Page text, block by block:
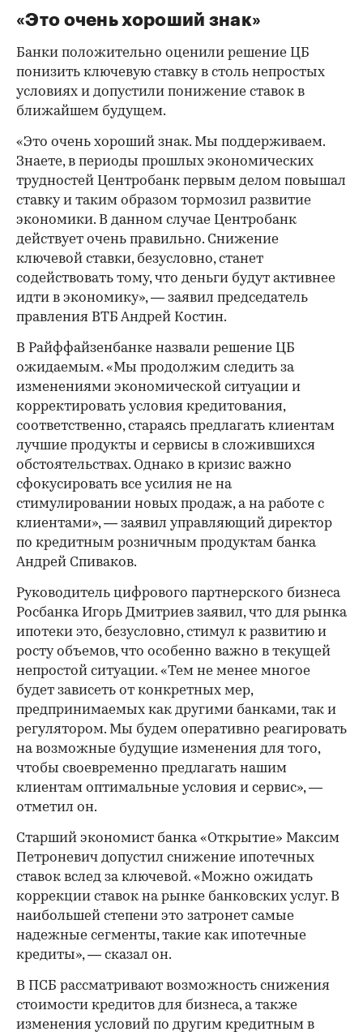
«Это очень хороший знак»
Банки положительно оценили решение ЦБ
понизить ключевую ставку в столь непростых
условиях и допустили понижение ставок в
ближайшем будущем.
«Это очень хороший знак. Мы поддерживаем.
Знаете, в периоды прошлых экономических
трудностей Центробанк первым делом повышал
ставку и таким образом тормозил развитие
экономики. В данном случае Центробанк
действует очень правильно. Снижение
ключевой ставки, безусловно, станет
содействовать тому, что деньги будут активнее
идти в экономику», — заявил председатель
правления ВТБ Андрей Костин.
В Райффайзенбанке назвали решение ЦБ
ожидаемым. «Мы продолжим следить за
изменениями экономической ситуации и
корректировать условия кредитования,
соответственно, стараясь предлагать клиентам
лучшие продукты и сервисы в сложившихся
обстоятельствах. Однако в кризис важно
сфокусировать все усилия не на
стимулировании новых продаж, а на работе с
клиентами», — заявил управляющий директор
по кредитным розничным продуктам банка
Андрей Спиваков.
Руководитель цифрового партнерского бизнеса
Росбанка Игорь Дмитриев заявил, что для рынка
ипотеки это, безусловно, стимул к развитию и
росту объемов, что особенно важно в текущей
непростой ситуации. «Тем не менее многое
будет зависеть от конкретных мер,
предпринимаемых как другими банками, так и
регулятором. Мы будем оперативно реагировать
на возможные будущие изменения для того,
чтобы своевременно предлагать нашим
клиентам оптимальные условия и сервис», —
отметил он.
Старший экономист банка «Открытие» Максим
Петроневич допустил снижение ипотечных
ставок вслед за ключевой. «Можно ожидать
коррекции ставок на рынке банковских услуг. В
наибольшей степени это затронет самые
надежные сегменты, такие как ипотечные
кредиты», — сказал он.
В ПСБ рассматривают возможность снижения
стоимости кредитов для бизнеса, а также
изменения условий по другим кредитным в